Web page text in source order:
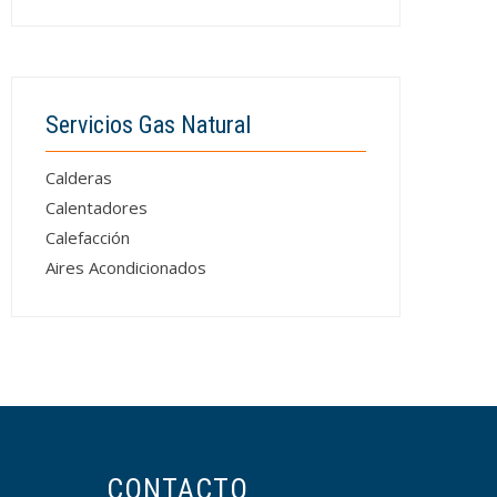
Servicios Gas Natural
Calderas
Calentadores
Calefacción
Aires Acondicionados
CONTACTO